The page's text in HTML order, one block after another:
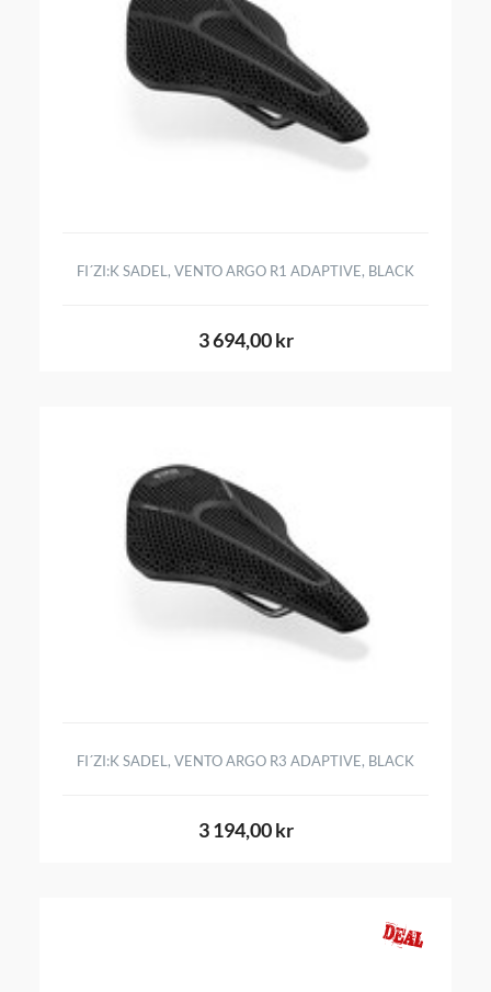
FI´ZI:K SADEL, VENTO ARGO R1 ADAPTIVE, BLACK
3 694,00 kr
FI´ZI:K SADEL, VENTO ARGO R3 ADAPTIVE, BLACK
3 194,00 kr